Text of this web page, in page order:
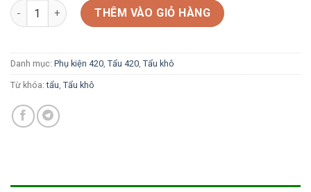
Tẩu Khô Silicon số lượngTHÊM VÀO GIỎ HÀNG
Danh mục: Phụ kiện 420, Tẩu 420, Tẩu khô
Từ khóa:tẩu, Tẩu khô